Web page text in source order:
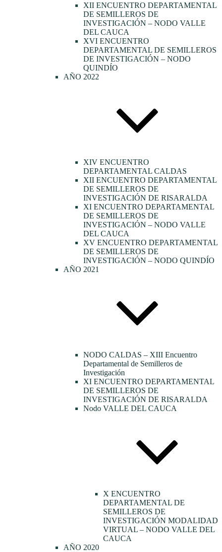
XII ENCUENTRO DEPARTAMENTAL
DE SEMILLEROS DE
INVESTIGACIÓN – NODO VALLE
DEL CAUCA
XVI ENCUENTRO
DEPARTAMENTAL DE SEMILLEROS
DE INVESTIGACIÓN – NODO
QUINDÍO
AÑO 2022
XIV ENCUENTRO
DEPARTAMENTAL CALDAS
XII ENCUENTRO DEPARTAMENTAL
DE SEMILLEROS DE
INVESTIGACIÓN DE RISARALDA
XI ENCUENTRO DEPARTAMENTAL
DE SEMILLEROS DE
INVESTIGACIÓN – NODO VALLE
DEL CAUCA
XV ENCUENTRO DEPARTAMENTAL
DE SEMILLEROS DE
INVESTIGACIÓN – NODO QUINDÍO
AÑO 2021
NODO CALDAS – XIII Encuentro
Departamental de Semilleros de
Investigación
XI ENCUENTRO DEPARTAMENTAL
DE SEMILLEROS DE
INVESTIGACIÓN DE RISARALDA
Nodo VALLE DEL CAUCA
X ENCUENTRO
DEPARTAMENTAL DE
SEMILLEROS DE
INVESTIGACIÓN MODALIDAD
VIRTUAL – NODO VALLE DEL
CAUCA
AÑO 2020